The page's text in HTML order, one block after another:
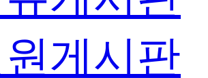
게시판